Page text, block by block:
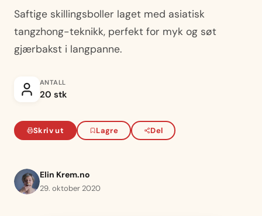
Saftige skillingsboller laget med asiatisk
tangzhong-teknikk, perfekt for myk og søt
gjærbakst i langpanne.
ANTALL
20 stk
Skriv ut Lagre Del
Elin Krem.no
29. oktober 2020